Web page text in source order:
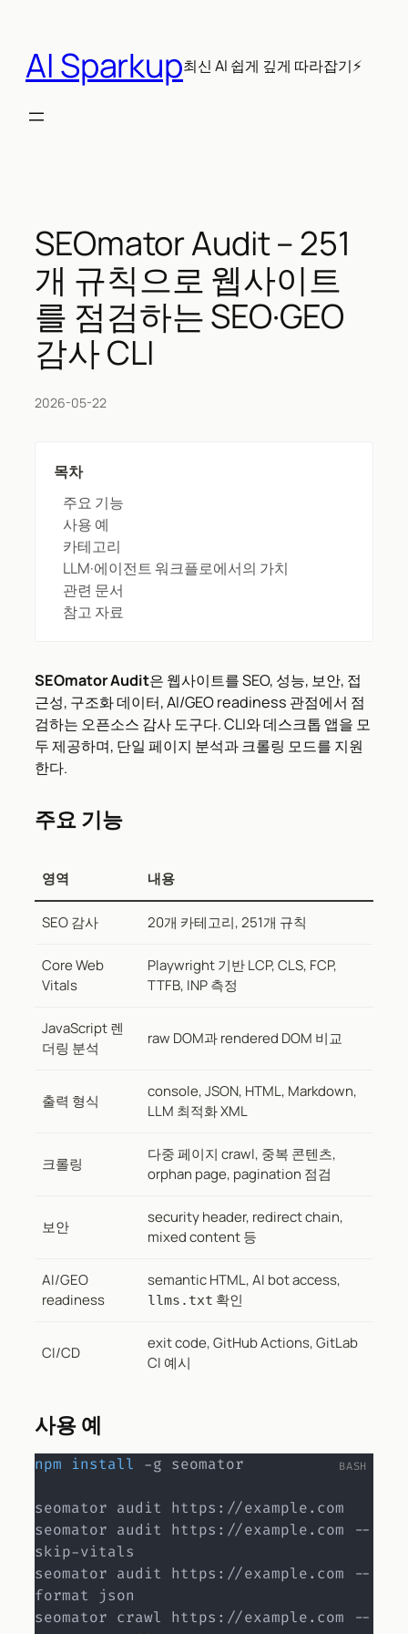
AI Sparkup최신 AI 쉽게 깊게 따라잡기⚡
SEOmator Audit – 251
개 규칙으로 웹사이트
를 점검하는 SEO·GEO
감사 CLI
2026-05-22
목차
주요 기능
사용 예
카테고리
LLM·에이전트 워크플로에서의 가치
관련 문서
참고 자료
SEOmator Audit은 웹사이트를 SEO, 성능, 보안, 접
근성, 구조화 데이터, AI/GEO readiness 관점에서 점
검하는 오픈소스 감사 도구다. CLI와 데스크톱 앱을 모
두 제공하며, 단일 페이지 분석과 크롤링 모드를 지원
한다.
주요 기능
영역 내용
SEO 감사 20개 카테고리, 251개 규칙
Core Web
Vitals
Playwright 기반 LCP, CLS, FCP,
TTFB, INP 측정
JavaScript 렌
더링 분석
raw DOM과 rendered DOM 비교
출력 형식
console, JSON, HTML, Markdown,
LLM 최적화 XML
크롤링
다중 페이지 crawl, 중복 콘텐츠,
orphan page, pagination 점검
보안
security header, redirect chain,
mixed content 등
AI/GEO
readiness
semantic HTML, AI bot access,
llms.txt 확인
CI/CD
exit code, GitHub Actions, GitLab
CI 예시
사용 예
npm install -g seomator
seomator audit https://example.com
seomator audit https://example.com --
skip-vitals
seomator audit https://example.com --
format json
seomator crawl https://example.com --